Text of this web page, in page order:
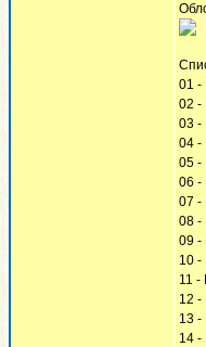
01 -
02 -
03 -
04 -
05 -
06 -
07 -
08 -
09 -
10 -
11 -
12 -
13 -
14 -